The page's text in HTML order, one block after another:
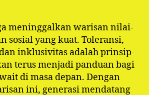
meninggalkan warisan nilai-
sosial yang kuat. Toleransi,
inklusivitas adalah prinsip-
terus menjadi panduan bagi
di masa depan. Dengan
ini, generasi mendatang